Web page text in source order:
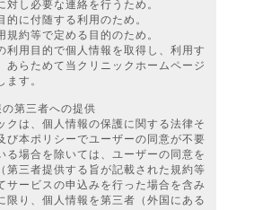
対し必要な連絡を行うため。
的に付随する利用のため。
規約等で定める目的のため。
利用目的で個人情報を取得し、利用す
あらためて当クリニックホームページ
ます。
第三者への提供
クは、個人情報の保護に関する法律そ
び本ポリシーでユーザーの同意が不要
る場合を除いては、ユーザーの同意を
第三者提供する旨が記載された規約等
サービスの申込みを行った場合を含み
限り、個人情報を第三者（外国にある